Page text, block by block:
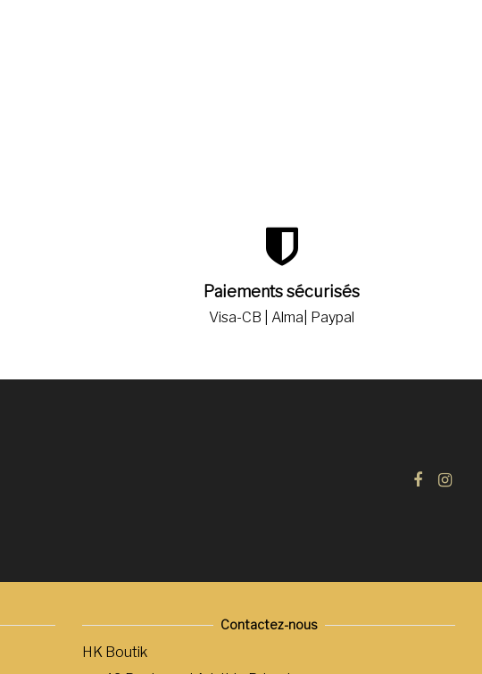
Paiements sécurisés
Visa-CB | Alma| Paypal
Contactez-nous
HK Boutik